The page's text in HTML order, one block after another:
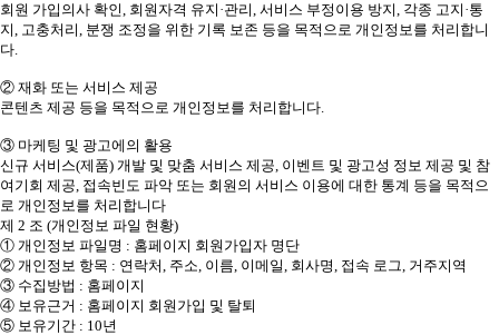
회원 가입의사 확인, 회원자격 유지·관리, 서비스 부정이용 방지, 각종 고지·통
지, 고충처리, 분쟁 조정을 위한 기록 보존 등을 목적으로 개인정보를 처리합니
다.
② 재화 또는 서비스 제공
콘텐츠 제공 등을 목적으로 개인정보를 처리합니다.
③ 마케팅 및 광고에의 활용
신규 서비스(제품) 개발 및 맞춤 서비스 제공, 이벤트 및 광고성 정보 제공 및 참
여기회 제공, 접속빈도 파악 또는 회원의 서비스 이용에 대한 통계 등을 목적으
로 개인정보를 처리합니다
제 2 조 (개인정보 파일 현황)
① 개인정보 파일명 : 홈페이지 회원가입자 명단
② 개인정보 항목 : 연락처, 주소, 이름, 이메일, 회사명, 접속 로그, 거주지역
③ 수집방법 : 홈페이지
④ 보유근거 : 홈페이지 회원가입 및 탈퇴
⑤ 보유기간 : 10년